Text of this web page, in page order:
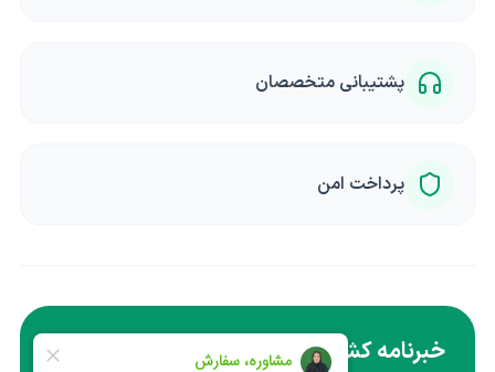
پشتیبانی متخصصان
پرداخت امن
خبرنامه کشاورزی